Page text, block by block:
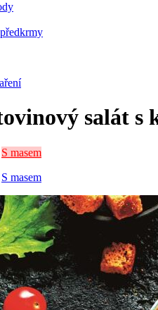
salát s
S masem
S masem